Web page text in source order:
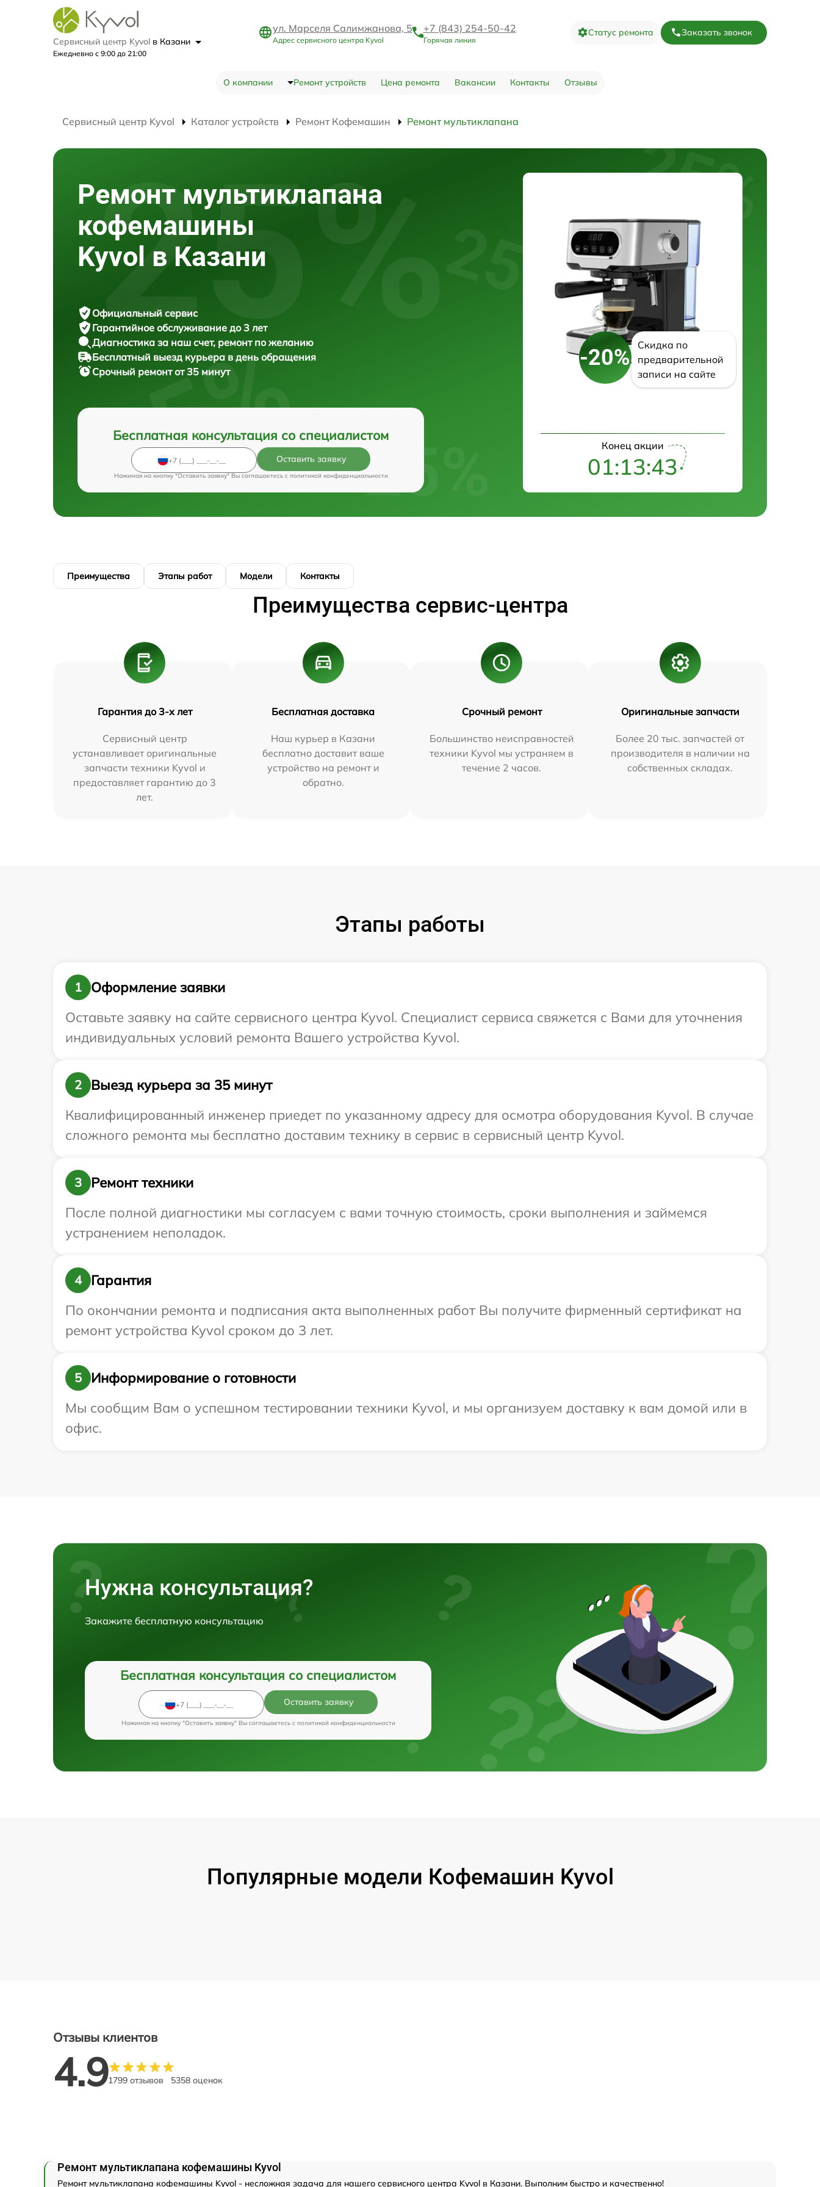
Сервисный центр Kyvol в Казани
Ежедневно с 9:00 до 21:00
ул. Марселя Салимжанова, 5
Адрес сервисного центра Kyvol
+7 (843) 254-50-42
Горячая линия
Статус ремонта Заказать звонок
О компании Ремонт устройств Цена ремонта Вакансии Контакты Отзывы
Сервисный центр Kyvol Каталог устройств Ремонт Кофемашин Ремонт мультиклапана
Ремонт мультиклапана
кофемашины
Kyvol в Казани
Официальный сервис
Гарантийное обслуживание до 3 лет
Диагностика за наш счет, ремонт по желанию
Бесплатный выезд курьера в день обращения
Срочный ремонтот 35 минут
Бесплатная консультация со специалистом
Оставить заявку
Нажимая на кнопку "Оставить заявку" Вы соглашаетесь c политикой конфиденциальности
-20%
Скидка по
предварительной
записи на сайте
Конец акции
01:13:42
Преимущества Этапы работ Модели Контакты
Преимущества сервис-центра
Гарантия до 3-х лет
Сервисный центр
устанавливает оригинальные
запчасти техники Kyvol и
предоставляет гарантию до 3
лет.
Бесплатная доставка
Наш курьер в Казани
бесплатно доставит ваше
устройство на ремонт и
обратно.
Срочный ремонт
Большинство неисправностей
техники Kyvol мы устраняем в
течение 2 часов.
Оригинальные запчасти
Более 20 тыс. запчастей от
производителя в наличии на
собственных складах.
Этапы работы
1
Оформление заявки
Оставьте заявку на сайте сервисного центра Kyvol. Специалист сервиса свяжется с Вами для уточнения
индивидуальных условий ремонта Вашего устройства Kyvol.
2
Выезд курьера за 35 минут
Квалифицированный инженер приедет по указанному адресу для осмотра оборудования Kyvol. В случае
сложного ремонта мы бесплатно доставим технику в сервис в сервисный центр Kyvol.
3
Ремонт техники
После полной диагностики мы согласуем с вами точную стоимость, сроки выполнения и займемся
устранением неполадок.
4
Гарантия
По окончании ремонта и подписания акта выполненных работ Вы получите фирменный сертификат на
ремонт устройства Kyvol сроком до 3 лет.
5
Информирование о готовности
Мы сообщим Вам о успешном тестировании техники Kyvol, и мы организуем доставку к вам домой или в
офис.
Нужна консультация?
Закажите бесплатную консультацию
Бесплатная консультация со специалистом
Оставить заявку
Нажимая на кнопку "Оставить заявку" Вы соглашаетесь c политикой конфиденциальности
Популярные модели Кофемашин Kyvol
Отзывы клиентов
4.91799 отзывов 5358 оценок
Ремонт мультиклапана кофемашины Kyvol
Ремонт мультиклапана кофемашины Kyvol - несложная задача для нашего сервисного центра Kyvol в Казани. Выполним быстро и качественно!